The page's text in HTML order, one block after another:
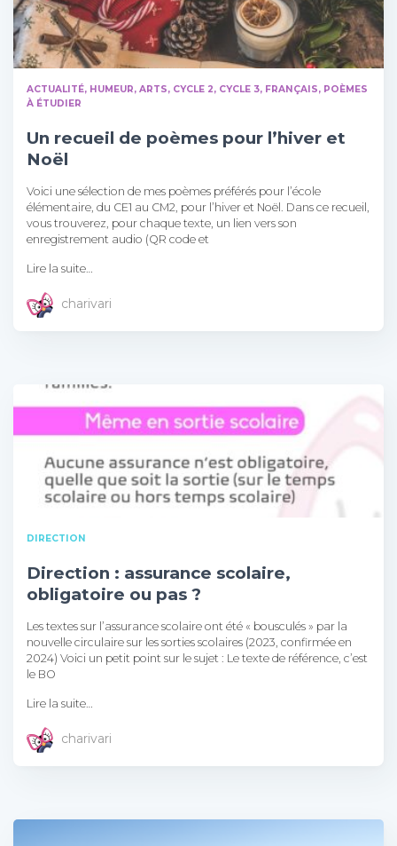
ACTUALITÉ, HUMEUR ARTS CYCLE 2 CYCLE 3 FRANÇAIS
POÈMES
À ÉTUDIER
Un recueil de poèmes pour l’hiver et
Noël
Voici une sélection de mes poèmes préférés pour l’école
élémentaire, du CE1 au CM2, pour l’hiver et Noël. Dans ce recueil,
vous trouverez, pour chaque texte, un lien vers son
enregistrement audio (QR code et
Lire la suite…
charivari
DIRECTION
Direction : assurance scolaire,
obligatoire ou pas ?
Les textes sur l’assurance scolaire ont été « bousculés » par la
nouvelle circulaire sur les sorties scolaires (2023, confirmée en
2024) Voici un petit point sur le sujet : Le texte de référence, c’est
le BO
Lire la suite…
charivari